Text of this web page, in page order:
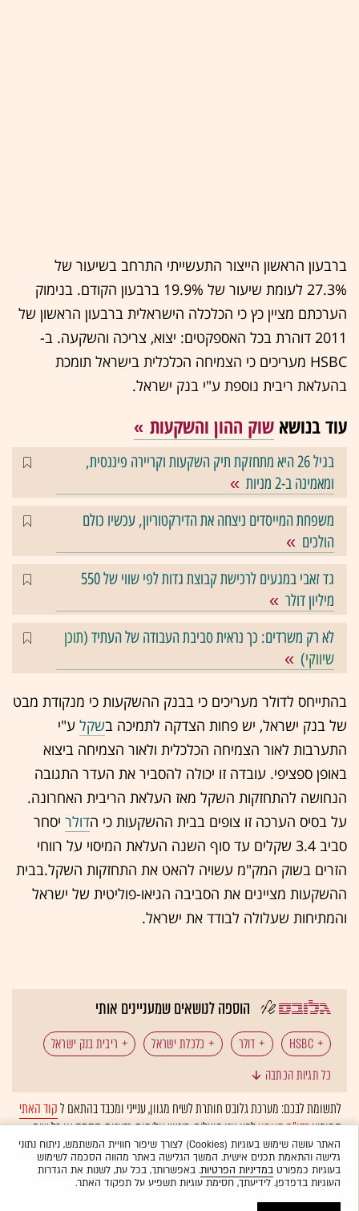
ברבעון הראשון הייצור התעשייתי התרחב בשיעור של
27.3% לעומת שיעור של 19.9% ברבעון הקודם. בנימוק
הערכתם מציין כץ כי הכלכלה הישראלית ברבעון הראשון של
2011 דוהרת בכל האספקטים: יצוא, צריכה והשקעה. ב-
HSBC מעריכים כי הצמיחה הכלכלית בישראל תומכת
בהעלאת ריבית נוספת ע"י בנק ישראל.
עוד בנושא שוק ההון והשקעות
בגיל 26 היא מתחזקת תיק השקעות וקריירה פיננסית,
ומאמינה ב-2 מניות
משפחת המייסדים ניצחה את הדירקטוריון, עכשיו כולם
הולכים
גד זאבי במגעים לרכישת קבוצת גדות לפי שווי של 550
מיליון דולר
לא רק משרדים: כך נראית סביבת העבודה של העתיד (תוכן
שיווקי)
בהתייחס לדולר מעריכים כי בבנק ההשקעות כי מנקודת מבט
של בנק ישראל, יש פחות הצדקה לתמיכה בשקל ע"י
התערבות לאור הצמיחה הכלכלית ולאור הצמיחה ביצוא
באופן ספציפי. עובדה זו יכולה להסביר את העדר התגובה
הנחושה להתחזקות השקל מאז העלאת הריבית האחרונה.
על בסיס הערכה זו צופים בבית ההשקעות כי הדולר יסחר
סביב 3.4 שקלים עד סוף השנה העלאת המיסוי על רווחי
הזרים בשוק המק"מ עשויה להאט את התחזקות השקל.בבית
ההשקעות מציינים את הסביבה הגיאו-פוליטית של ישראל
והמתיחות שעלולה לבודד את ישראל.
הוספה לנושאים שמעניינים אותי
HSBC דולר כלכלת ישראל ריבית בנק ישראל
שקל תחזית צמיחה
כל תגיות הכתבה
לתשומת לבכם: מערכת גלובס חותרת לשיח מגוון, ענייני ומכבד בהתאם לקוד האתי
המופיעבדו"ח האמוןלפיו אנו פועלים. ביטויי אלימות, גזענות, הסתה או כל שיח
בלתי הולם אחר מסוננים בצורהאוטומטיתולא יפורסמו באתר.
האתר עושה שימוש בעוגיות (Cookies) לצורך שיפור חוויית המשתמש, ניתוח נתוני
גלישה והתאמת תכנים אישית. המשך הגלישה באתר מהווה הסכמה לשימוש
בעוגיות כמפורטבמדיניות הפרטיות. באפשרותך, בכל עת, לשנות את הגדרות
העוגיות בדפדפן. לידיעתך, חסימת עוגיות תשפיע על תפקוד האתר.